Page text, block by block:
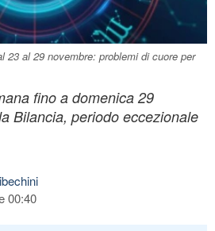
23 al 29 novembre: problemi di cuore per
fino a domenica 29
Bilancia, periodo eccezionale
00:40